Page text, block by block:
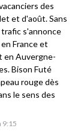
9:15
des
et d'août. Sans
trafic s'annonce
France et
en Auvergne-
Bison Futé
rouge dès
le sens des